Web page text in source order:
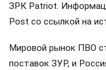
ЗРК Patriot.
Post со ссылкой на
Мировой рынок ПВО
поставок ЗУР, и